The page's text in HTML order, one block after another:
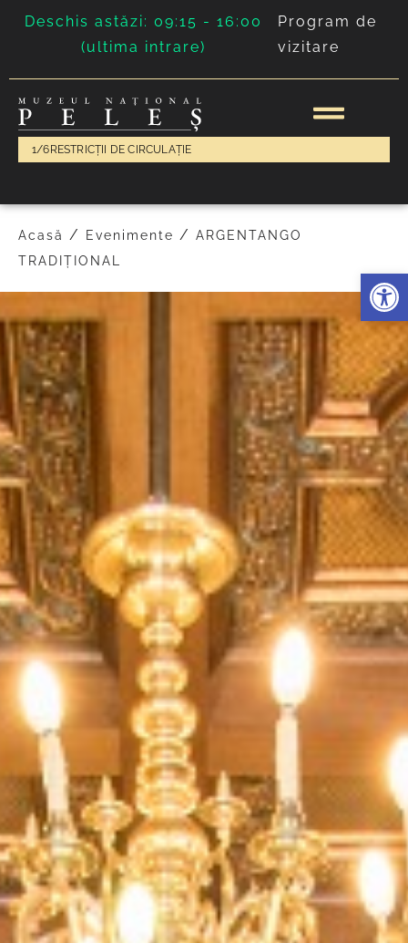
Deschis astăzi: 09:15 - 16:00
(ultima intrare)
Program de
vizitare
1/6 RESTRICȚII DE CIRCULAȚIE
Acasă / Evenimente / ARGENTANGO
TRADIȚIONAL